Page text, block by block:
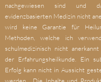
nachgewiesen sind und
evidenzbasierten Medizin nicht
wird keine Garantie für
Methoden, welche ich
schulmedizinisch nicht
der Erfahrungsheilkunde. Ein
Erfolg kann nicht in Aussicht
werden. Die Inhalte und